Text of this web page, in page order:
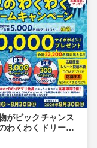
がビックチャンス
わくわくドリーム